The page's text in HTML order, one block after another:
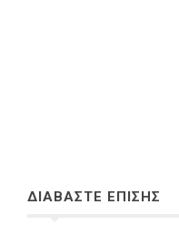
ΔΙΑΒΑΣΤΕ ΕΠΙΣΗΣ